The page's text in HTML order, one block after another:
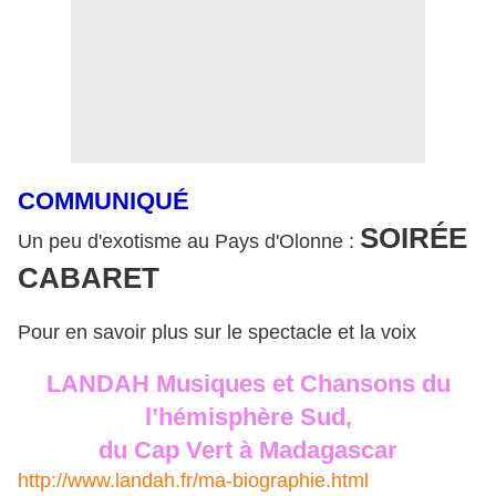
COMMUNIQUÉ
Un peu d'exotisme au Pays d'Olonne : SOIRÉE
CABARET
Pour en savoir plus sur le spectacle et la voix
LANDAH Musiques et Chansons du
l’hémisphère Sud,
du Cap Vert à Madagascar
http://www.landah.fr/ma-biographie.html